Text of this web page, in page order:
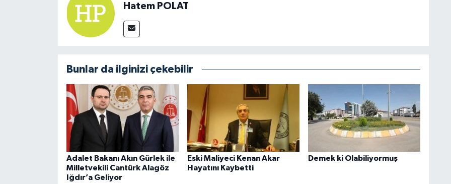
Hatem POLAT
Bunlar da ilginizi çekebilir
Adalet Bakanı Akın Gürlek ile
Milletvekili Cantürk Alagöz
Iğdır’a Geliyor
Eski Maliyeci Kenan Akar
Hayatını Kaybetti
Demek ki Olabiliyormuş